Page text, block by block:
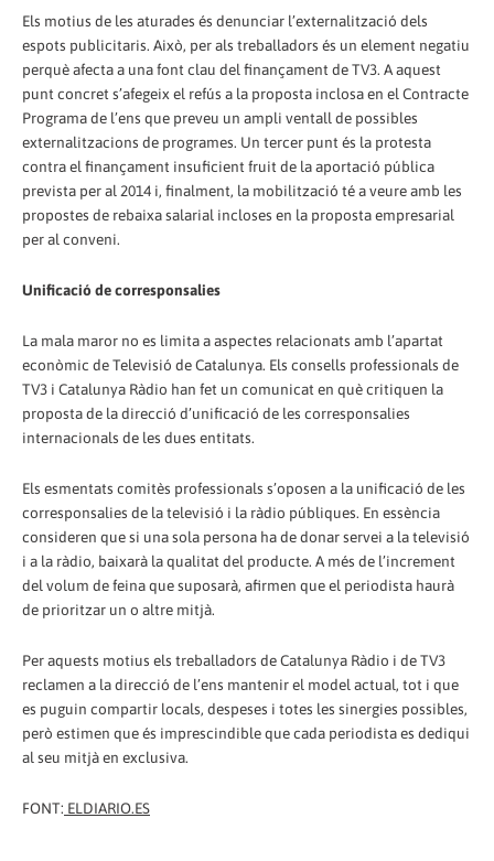
Els motius de les aturades és denunciar l’externalització dels
espots publicitaris. Això, per als treballadors és un element negatiu
perquè afecta a una font clau del finançament de TV3. A aquest
punt concret s’afegeix el refús a la proposta inclosa en el Contracte
Programa de l’ens que preveu un ampli ventall de possibles
externalitzacions de programes. Un tercer punt és la protesta
contra el finançament insuficient fruit de la aportació pública
prevista per al 2014 i, finalment, la mobilització té a veure amb les
propostes de rebaixa salarial incloses en la proposta empresarial
per al conveni.
Unificació de corresponsalies
La mala maror no es limita a aspectes relacionats amb l’apartat
econòmic de Televisió de Catalunya. Els consells professionals de
TV3 i Catalunya Ràdio han fet un comunicat en què critiquen la
proposta de la direcció d’unificació de les corresponsalies
internacionals de les dues entitats.
Els esmentats comitès professionals s’oposen a la unificació de les
corresponsalies de la televisió i la ràdio públiques. En essència
consideren que si una sola persona ha de donar servei a la televisió
i a la ràdio, baixarà la qualitat del producte. A més de l’increment
del volum de feina que suposarà, afirmen que el periodista haurà
de prioritzar un o altre mitjà.
Per aquests motius els treballadors de Catalunya Ràdio i de TV3
reclamen a la direcció de l’ens mantenir el model actual, tot i que
es puguin compartir locals, despeses i totes les sinergies possibles,
però estimen que és imprescindible que cada periodista es dediqui
al seu mitjà en exclusiva.
FONT: ELDIARIO.ES